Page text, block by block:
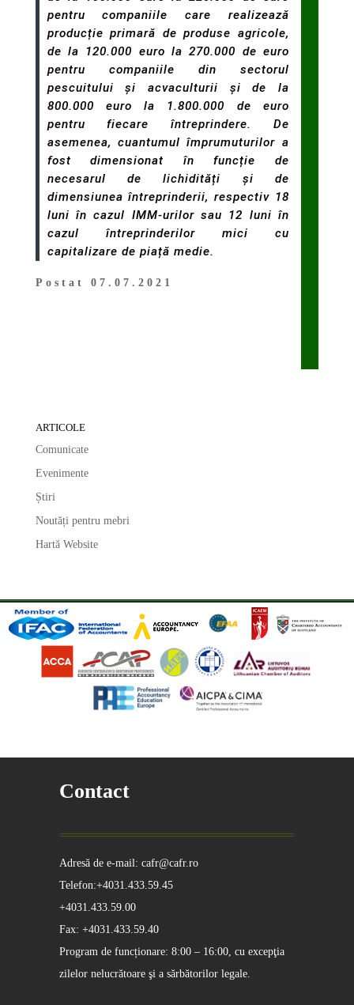
pentru companiile care realizează
producție primară de produse agricole,
de la 120.000 euro la 270.000 de euro
pentru companiile din sectorul
pescuitului și acvaculturii și de la
800.000 euro la 1.800.000 de euro
pentru fiecare întreprindere. De
asemenea, cuantumul împrumuturilor a
fost dimensionat în funcție de
necesarul de lichidități și de
dimensiunea întreprinderii, respectiv 18
luni în cazul IMM-urilor sau 12 luni în
cazul întreprinderilor mici cu
capitalizare de piață medie.
Postat 07.07.2021
ARTICOLE
Comunicate
Evenimente
Știri
Noutăți pentru mebri
Hartă Website
Contact
Adresă de e-mail: cafr@cafr.ro
Telefon:+4031.433.59.45
+4031.433.59.00
Fax: +4031.433.59.40
Program de funcționare: 8:00 – 16:00, cu excepţia
zilelor nelucrătoare şi a sărbătorilor legale.